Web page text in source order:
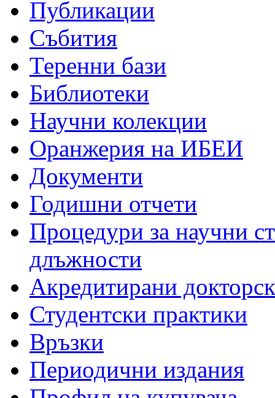
Публикации
Събития
Теренни бази
Библиотеки
Научни колекции
Оранжерия на ИБЕИ
Документи
Годишни отчети
Процедури за научни
длъжности
Акредитирани
Студентски практики
Връзки
Периодични издания